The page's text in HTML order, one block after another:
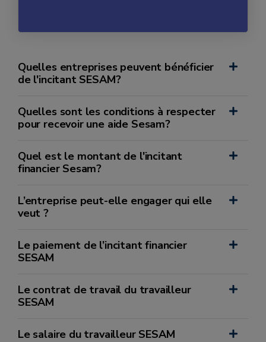
Quelles entreprises peuvent bénéficier
de l'incitant SESAM?
Quelles sont les conditions à respecter
pour recevoir une aide Sesam?
Quel est le montant de l'incitant
financier Sesam?
L’entreprise peut-elle engager qui elle
veut ?
Le paiement de l’incitant financier
SESAM
Le contrat de travail du travailleur
SESAM
Le salaire du travailleur SESAM